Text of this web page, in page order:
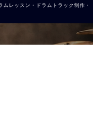
ッスン・ドラムトラック制作・